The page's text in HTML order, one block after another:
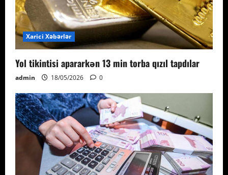
Xarici Xəbərlər
Yol tikintisi apararkən 13 min torba qızıl tapdılar
admin 18/05/2026 0